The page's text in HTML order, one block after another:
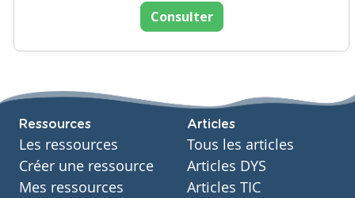
Consulter
Ressources
Les ressources
Créer une ressource
Mes ressources
Articles
Tous les articles
Articles DYS
Articles TIC